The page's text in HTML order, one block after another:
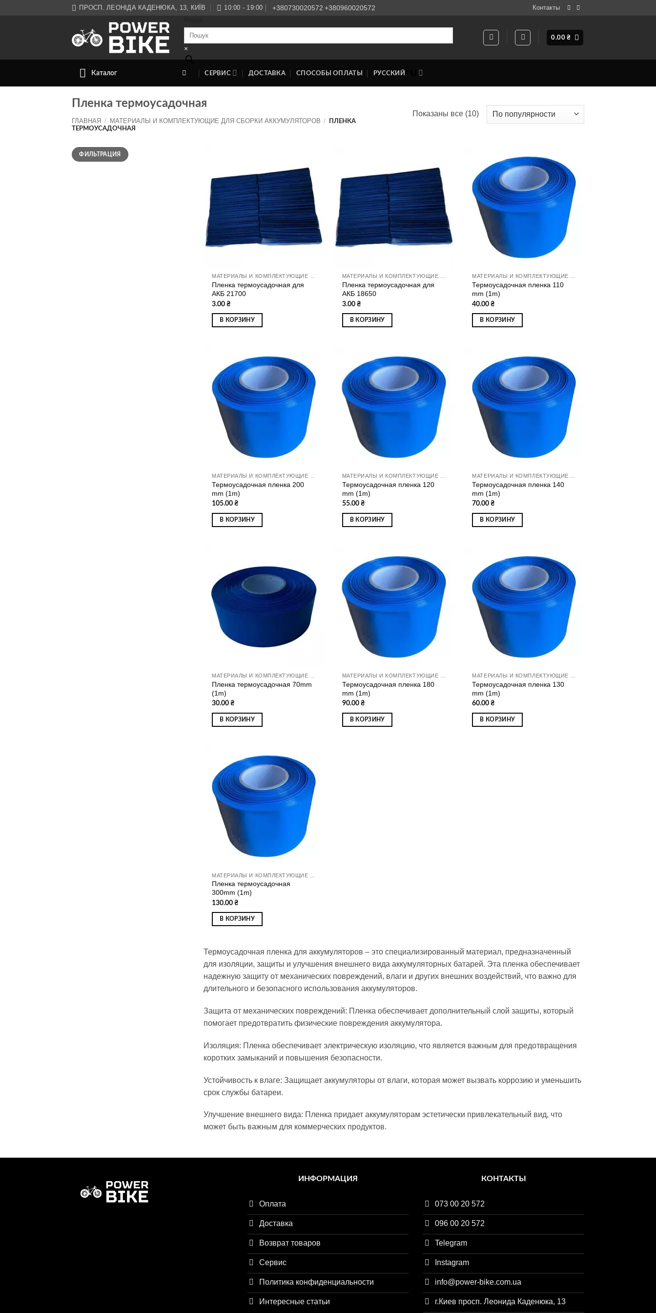
ПРОСП. ЛЕОНІДА КАДЕНЮКА, 13, КИЇВ 10:00 - 19:00 +380730020572 +380960020572 Контакты
×
0.00₴
Каталог СЕРВИС ДОСТАВКА СПОСОБЫ ОПЛАТЫ РУССКИЙ
Пленка термоусадочная
ГЛАВНАЯ / МАТЕРИАЛЫ И КОМПЛЕКТУЮЩИЕ ДЛЯ СБОРКИ АККУМУЛЯТОРОВ /
ПЛЕНКА
ТЕРМОУСАДОЧНАЯ
Показаны все (10)Сортировка:
по
Минимальная
цена
Максимальная
ценаФИЛЬТРАЦИЯ
Додати
списку
бажань
Пленка термоусадочная для
АКБ 21700
3.00₴
В КОРЗИНУ
Додати
списку
бажань
Пленка термоусадочная для
АКБ 18650
3.00 ₴
В КОРЗИНУ
Додати
до
списку
бажань
Термоусадочная пленка 110
mm (1m)
40.00₴
В КОРЗИНУ
Додати
до
списку
бажань
Термоусадочная пленка 200
mm (1m)
105.00₴
В КОРЗИНУ
Додати
до
списку
бажань
Термоусадочная пленка 120
mm (1m)
55.00 ₴
В КОРЗИНУ
Додати
до
списку
бажань
Термоусадочная пленка 140
mm (1m)
70.00₴
В КОРЗИНУ
Додати
до
списку
бажань
Пленка термоусадочная 70mm
(1m)
30.00₴
В КОРЗИНУ
Додати
до
списку
бажань
Термоусадочная пленка 180
mm (1m)
90.00 ₴
В КОРЗИНУ
Додати
до
списку
бажань
Термоусадочная пленка 130
mm (1m)
60.00₴
В КОРЗИНУ
Додати
до
списку
бажань
Пленка термоусадочная
300mm (1m)
130.00₴
В КОРЗИНУ
Термоусадочная пленка для аккумуляторов – это специализированный материал, предназначенный
для изоляции, защиты и улучшения внешнего вида аккумуляторных батарей. Эта пленка обеспечивает
надежную защиту от механических повреждений, влаги и других внешних воздействий, что важно для
длительного и безопасного использования аккумуляторов.
Защита от механических повреждений: Пленка обеспечивает дополнительный слой защиты, который
помогает предотвратить физические повреждения аккумулятора.
Изоляция: Пленка обеспечивает электрическую изоляцию, что является важным для предотвращения
коротких замыканий и повышения безопасности.
Устойчивость к влаге: Защищает аккумуляторы от влаги, которая может вызвать коррозию и уменьшить
срок службы батареи.
Улучшение внешнего вида: Пленка придает аккумуляторам эстетически привлекательный вид, что
может быть важным для коммерческих продуктов.
ИНФОРМАЦИЯ
Оплата
Доставка
Возврат товаров
Сервис
Политика конфиденциальности
Интересные статьи
КОНТАКТЫ
073 00 20 572
096 00 20 572
Telegram
Instagram
info@power-bike.com.ua
г.Киев просп. Леонида Каденюка, 13